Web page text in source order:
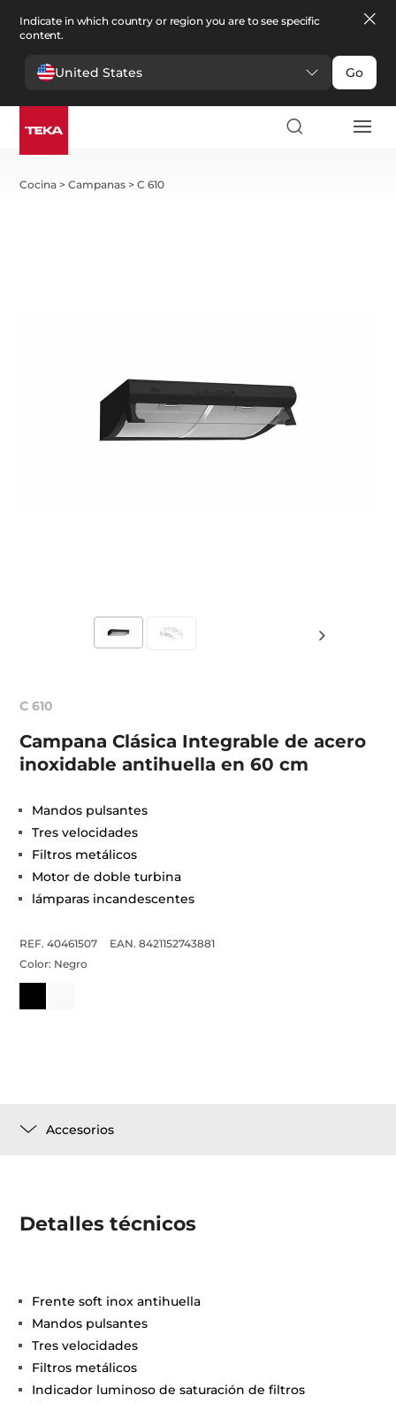
Indicate in which country or region you are to see specific
content.
United States Go
Cocina >Campanas >C 610
C 610
Campana Clásica Integrable de acero
inoxidable antihuella en 60 cm
Mandos pulsantes
Tres velocidades
Filtros metálicos
Motor de doble turbina
lámparas incandescentes
REF. 40461507
EAN. 8421152743881
Color: Negro
Accesorios
Detalles técnicos
Frente soft inox antihuella
Mandos pulsantes
Tres velocidades
Filtros metálicos
Indicador luminoso de saturación de filtros